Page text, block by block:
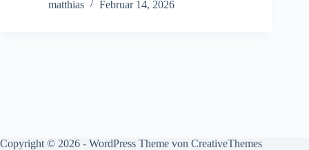
matthias Februar 14, 2026
Copyright © 2026 - WordPress Theme von CreativeThemes